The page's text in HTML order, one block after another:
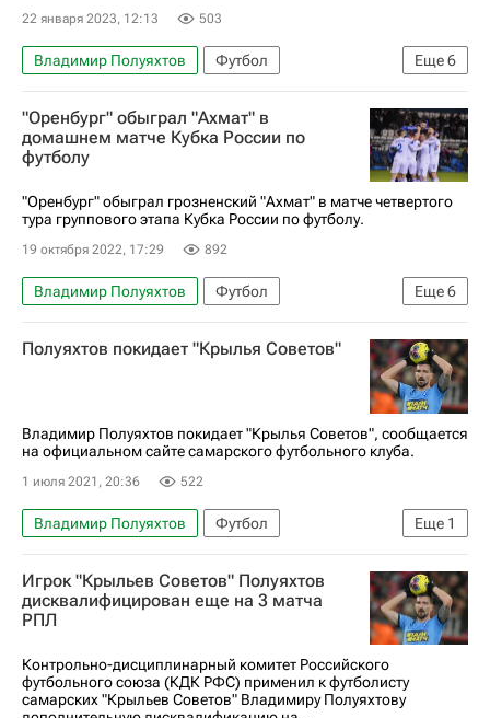
22 января 2023, 12:13 503
Еще6
Владимир Полуяхтов
Футбол
Диего Лаксальт
Даниил Лесовой
Оренбург
Абу-Даби
РПЛ 2026-2027 (Чемпионат России по футболу)
Динамо Москва
"Оренбург" обыграл "Ахмат" в
домашнем матче Кубка России по
футболу
"Оренбург" обыграл грозненский "Ахмат" в матче четвертого
тура группового этапа Кубка России по футболу.
19 октября 2022, 17:29 892
Еще6
Владимир Полуяхтов
Футбол
Кубок России по футболу
Оренбург
Дмитрий Воробьев
Степан Оганесян
Полуяхтов покидает "Крылья Советов"
Владимир Полуяхтов покидает "Крылья Советов", сообщается
на официальном сайте самарского футбольного клуба.
1 июля 2021, 20:36 522
Еще 1
Владимир Полуяхтов
Футбол
Крылья Советов
Игрок "Крыльев Советов" Полуяхтов
дисквалифицирован еще на 3 матча
РПЛ
Контрольно-дисциплинарный комитет Российского
футбольного союза (КДК РФС) применил к футболисту
самарских "Крыльев Советов" Владимиру Полуяхтову